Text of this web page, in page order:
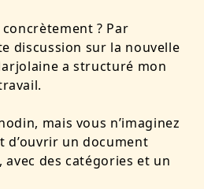
? Par
discussion sur la nouvelle
a structuré mon
mais vous n’imaginez
d’ouvrir un document
des catégories et un